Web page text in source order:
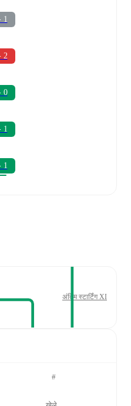
1
2
0
1
1
अंतिम स्टार्टिंग XI
#